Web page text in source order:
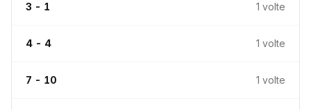
3 - 1 1 volte
4 - 4 1 volte
7 - 10 1 volte